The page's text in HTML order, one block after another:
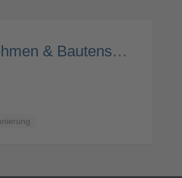
Jörg GmbH Bauunternehmen & Bautenschutz